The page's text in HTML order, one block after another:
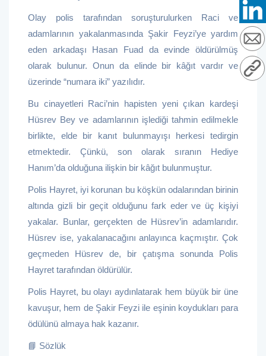
Olay polis tarafından soruşturulurken Raci ve
adamlarının yakalanmasında Şakir Feyzi’ye yardım
eden arkadaşı Hasan Fuad da evinde öldürülmüş
olarak bulunur. Onun da elinde bir kâğıt vardır ve
üzerinde “numara iki” yazılıdır.
Bu cinayetleri Raci’nin hapisten yeni çıkan kardeşi
Hüsrev Bey ve adamlarının işlediği tahmin edilmekle
birlikte, elde bir kanıt bulunmayışı herkesi tedirgin
etmektedir. Çünkü, son olarak sıranın Hediye
Hanım’da olduğuna ilişkin bir kâğıt bulunmuştur.
Polis Hayret, iyi korunan bu köşkün odalarından birinin
altında gizli bir geçit olduğunu fark eder ve üç kişiyi
yakalar. Bunlar, gerçekten de Hüsrev’in adamlarıdır.
Hüsrev ise, yakalanacağını anlayınca kaçmıştır. Çok
geçmeden Hüsrev de, bir çatışma sonunda Polis
Hayret tarafından öldürülür.
Polis Hayret, bu olayı aydınlatarak hem büyük bir üne
kavuşur, hem de Şakir Feyzi ile eşinin koydukları para
ödülünü almaya hak kazanır.
📘 Sözlük